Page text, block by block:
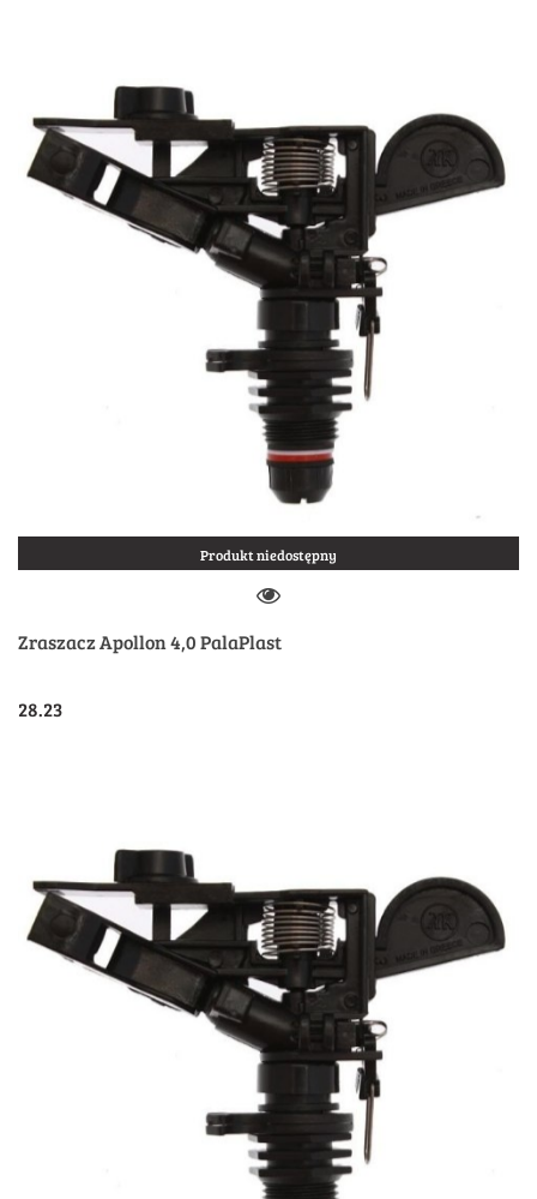
Produkt niedostępny
Zraszacz Apollon 4,0 PalaPlast
28.23